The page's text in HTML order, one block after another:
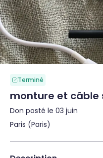
Terminé
monture et câble
Don posté le 03 juin
Paris (Paris)